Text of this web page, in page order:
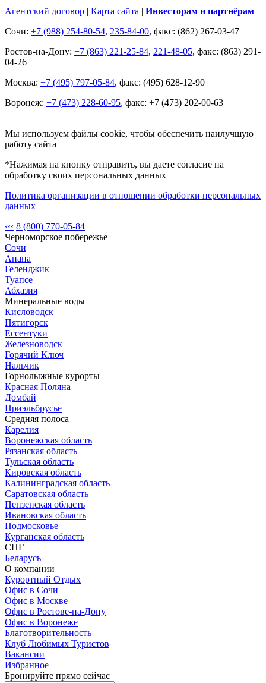
Агентский договор | Карта сайта | Инвесторам и партнёрам
Сочи: +7 (988) 254-80-54, 235-84-00, факс: (862) 267-03-47
Ростов-на-Дону: +7 (863) 221-25-84, 221-48-05, факс: (863) 291-
04-26
Москва: +7 (495) 797-05-84, факс: (495) 628-12-90
Воронеж: +7 (473) 228-60-95, факс: +7 (473) 202-00-63
Мы используем файлы cookie, чтобы обеспечить наилучшую
работу сайта
*Нажимая на кнопку отправить, вы даете согласие на
обработку своих персональных данных
Политика организации в отношении обработки персональных
данных
‹‹‹ 8 (800) 770-05-84
Черноморское побережье
Сочи
Анапа
Геленджик
Туапсе
Абхазия
Минеральные воды
Кисловодск
Пятигорск
Ессентуки
Железноводск
Горячий Ключ
Нальчик
Горнолыжные курорты
Красная Поляна
Домбай
Приэльбрусье
Средняя полоса
Карелия
Воронежская область
Рязанская область
Тульская область
Кировская область
Калининградская область
Саратовская область
Пензенская область
Ивановская область
Подмосковье
Курганская область
СНГ
Беларусь
О компании
Курортный Отдых
Офис в Сочи
Офис в Москве
Офис в Ростове-на-Дону
Офис в Воронеже
Благотворительность
Клуб Любимых Туристов
Вакансии
Избранное
Бронируйте прямо сейчас